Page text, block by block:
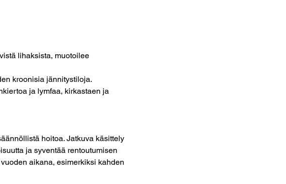
lihaksista, muotoilee
kroonisia jännitystiloja.
ja lymfaa, kirkastaen ja
hoitoa. Jatkuva käsittely
ja syventää rentoutumisen
aikana, esimerkiksi kahden